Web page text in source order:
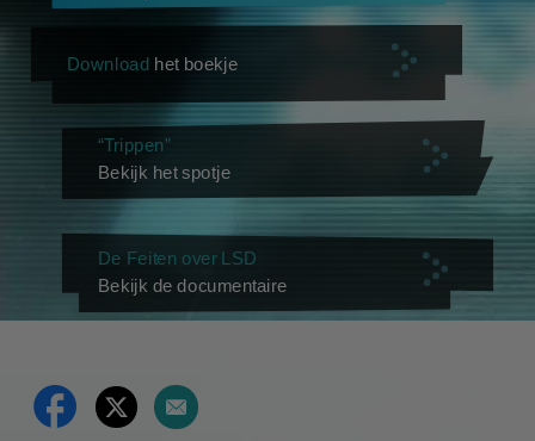
Download het boekje
“Trippen”
Bekijk het spotje
De Feiten over LSD
Bekijk de documentaire